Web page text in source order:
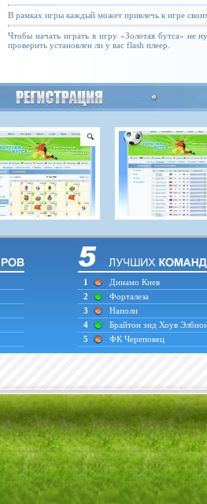
В рамках игры каждый может привлечь к игре
Чтобы начать играть в игру «Золотая бутса» не
проверить установлен ли у вас flash плеер.
1
Динамо Киев
2
Форталеза
3
Наполи
4
Брайтон энд Хоув
5
ФК Череповец